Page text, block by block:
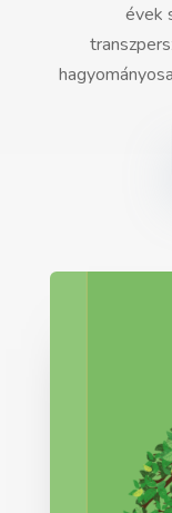
évek